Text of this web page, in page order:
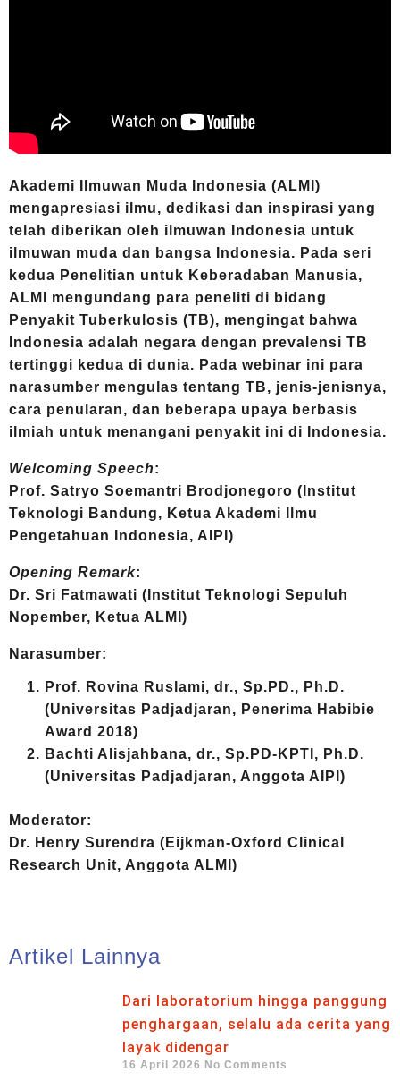
Akademi Ilmuwan Muda Indonesia (ALMI)
mengapresiasi ilmu, dedikasi dan inspirasi yang
telah diberikan oleh ilmuwan Indonesia untuk
ilmuwan muda dan bangsa Indonesia. Pada seri
kedua Penelitian untuk Keberadaban Manusia,
ALMI mengundang para peneliti di bidang
Penyakit Tuberkulosis (TB), mengingat bahwa
Indonesia adalah negara dengan prevalensi TB
tertinggi kedua di dunia. Pada webinar ini para
narasumber mengulas tentang TB, jenis-jenisnya,
cara penularan, dan beberapa upaya berbasis
ilmiah untuk menangani penyakit ini di Indonesia.
Welcoming Speech:
Prof. Satryo Soemantri Brodjonegoro (Institut
Teknologi Bandung, Ketua Akademi Ilmu
Pengetahuan Indonesia, AIPI)
Opening Remark:
Dr. Sri Fatmawati (Institut Teknologi Sepuluh
Nopember, Ketua ALMI)
Narasumber:
Prof. Rovina Ruslami, dr., Sp.PD., Ph.D.
(Universitas Padjadjaran, Penerima Habibie
Award 2018)
Bachti Alisjahbana, dr., Sp.PD-KPTI, Ph.D.
(Universitas Padjadjaran, Anggota AIPI)
Moderator:
Dr. Henry Surendra (Eijkman-Oxford Clinical
Research Unit, Anggota ALMI)
Artikel Lainnya
Dari laboratorium hingga panggung
penghargaan, selalu ada cerita yang
layak didengar
16 April 2026 No Comments